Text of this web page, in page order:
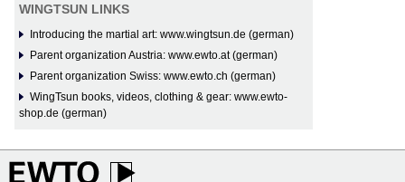
WINGTSUN LINKS
Introducing the martial art: www.wingtsun.de (german)
Parent organization Austria: www.ewto.at (german)
Parent organization Swiss: www.ewto.ch (german)
WingTsun books, videos, clothing & gear: www.ewto-
shop.de (german)